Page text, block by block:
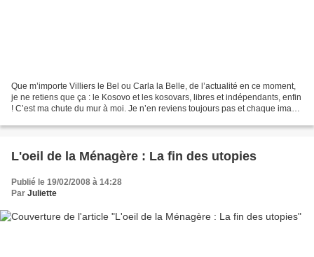
Que m’importe Villiers le Bel ou Carla la Belle, de l’actualité en ce moment,
je ne retiens que ça : le Kosovo et les kosovars, libres et indépendants, enfin
! C’est ma chute du mur à moi. Je n’en reviens toujours pas et chaque image
L'oeil de la Ménagère : La fin des utopies
Publié le 19/02/2008 à 14:28
Par Juliette